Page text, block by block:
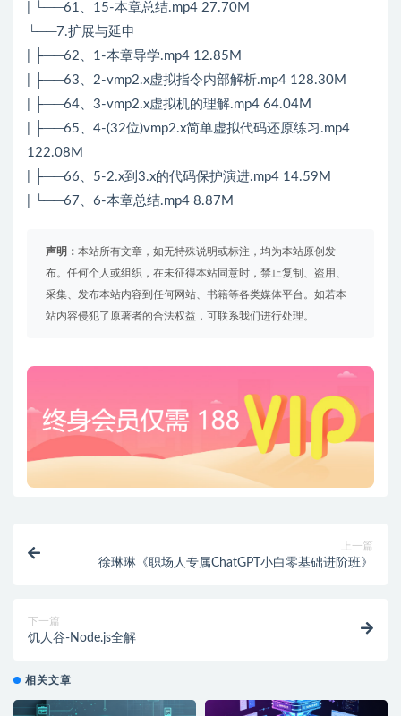
| └──61、15-本章总结.mp4 27.70M
└──7.扩展与延申
| ├──62、1-本章导学.mp4 12.85M
| ├──63、2-vmp2.x虚拟指令内部解析.mp4 128.30M
| ├──64、3-vmp2.x虚拟机的理解.mp4 64.04M
| ├──65、4-(32位)vmp2.x简单虚拟代码还原练习.mp4
122.08M
| ├──66、5-2.x到3.x的代码保护演进.mp4 14.59M
| └──67、6-本章总结.mp4 8.87M
声明： 本站所有文章，如无特殊说明或标注，均为本站原创发
布。任何个人或组织，在未征得本站同意时，禁止复制、盗用、
采集、发布本站内容到任何网站、书籍等各类媒体平台。如若本
站内容侵犯了原著者的合法权益，可联系我们进行处理。
上一篇
徐琳琳《职场人专属ChatGPT小白零基础进阶班》
下一篇
饥人谷-Node.js全解
相关文章